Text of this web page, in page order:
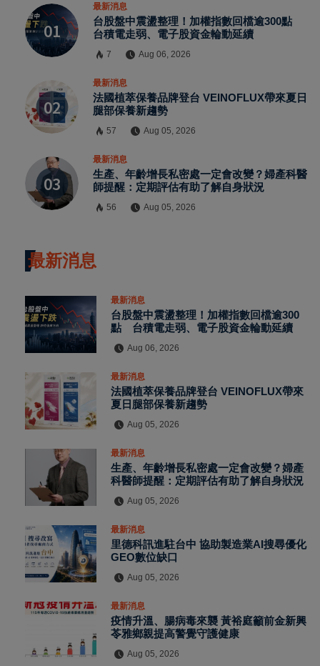
最新消息
台股盤中震盪整理！加權指數回檔逾300點
台積電走弱、電子股資金輪動延續
7 Aug 06, 2026
最新消息
法國植萃保養品牌登台 VEINOFLUX帶來夏日
腿部保養新趨勢
57 Aug 05, 2026
最新消息
生產、年齡增長私密處一定會改變？婦產科醫
師提醒：定期評估有助了解自身狀況
56 Aug 05, 2026
最新消息
最新消息
台股盤中震盪整理！加權指數回檔逾300
點 台積電走弱、電子股資金輪動延續
Aug 06, 2026
最新消息
法國植萃保養品牌登台 VEINOFLUX帶來
夏日腿部保養新趨勢
Aug 05, 2026
最新消息
生產、年齡增長私密處一定會改變？婦產
科醫師提醒：定期評估有助了解自身狀況
Aug 05, 2026
最新消息
里德科訊進駐台中 協助製造業AI搜尋優化
GEO數位缺口
Aug 05, 2026
最新消息
疫情升溫、腸病毒來襲 黃裕庭籲前金新興
苓雅鄉親提高警覺守護健康
Aug 05, 2026